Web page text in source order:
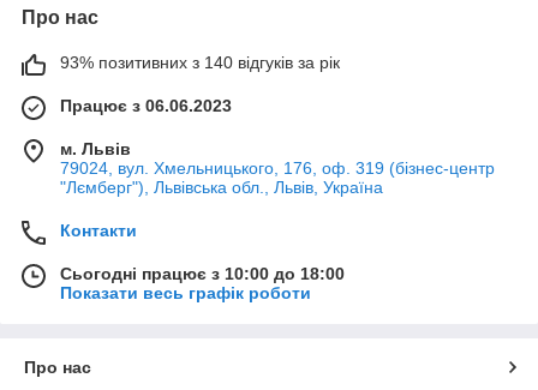
Про нас
93% позитивних з 140 відгуків за рік
Працює з 06.06.2023
м. Львів
79024, вул. Хмельницького, 176, оф. 319 (бізнес-центр
"Лємберг"), Львівська обл., Львів, Україна
Контакти
Сьогодні працює з 10:00 до 18:00
Показати весь графік роботи
Про нас